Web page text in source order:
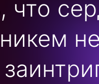
что